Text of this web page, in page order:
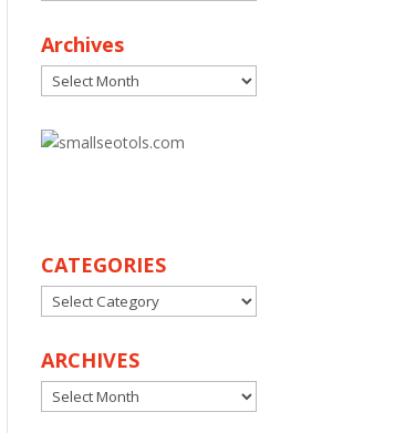
Archives
Archives
CATEGORIES
CATEGORIES
ARCHIVES
ARCHIVES